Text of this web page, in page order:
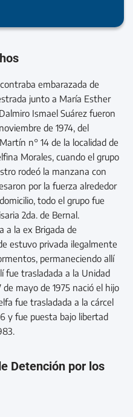
embarazada de
junto a María Esther
Ismael Suárez fueron
de 1974, del
n° 14 de la localidad de
Morales, cuando el grupo
rodeó la manzana con
por la fuerza alrededor
todo el grupo fue
2da. de Bernal.
a la ex Brigada de
estuvo privada ilegalmente
permaneciendo allí
fue trasladada a la Unidad
de mayo de 1975 nació el hijo
fue trasladada a la cárcel
y fue puesta bajo libertad
Detención por los